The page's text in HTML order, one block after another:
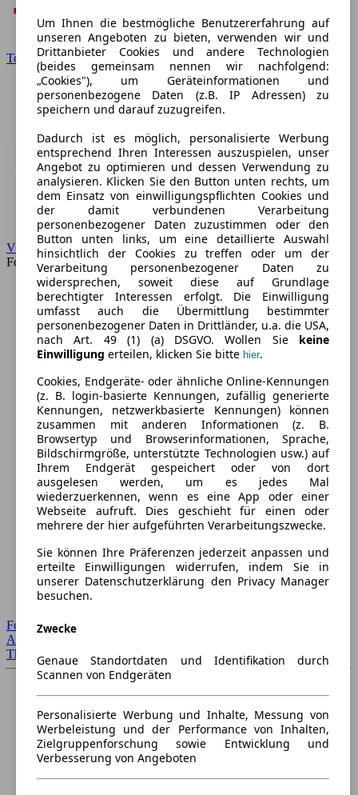
Toyota
VW
Forum
Forum Startseite
Alle Auto-Foren
Themen-Forum
Um Ihnen die bestmögliche Benutzererfahrung auf
unseren Angeboten zu bieten, verwenden wir und
Drittanbieter Cookies und andere Technologien
(beides gemeinsam nennen wir nachfolgend:
„Cookies"), um Geräteinformationen und
personenbezogene Daten (z.B. IP Adressen) zu
speichern und darauf zuzugreifen.
Dadurch ist es möglich, personalisierte Werbung
entsprechend Ihren Interessen auszuspielen, unser
Angebot zu optimieren und dessen Verwendung zu
analysieren. Klicken Sie den Button unten rechts, um
dem Einsatz von einwilligungspflichten Cookies und
der damit verbundenen Verarbeitung
personenbezogener Daten zuzustimmen oder den
Button unten links, um eine detaillierte Auswahl
hinsichtlich der Cookies zu treffen oder um der
Verarbeitung personenbezogener Daten zu
widersprechen, soweit diese auf Grundlage
berechtigter Interessen erfolgt. Die Einwilligung
umfasst auch die Übermittlung bestimmter
personenbezogener Daten in Drittländer, u.a. die USA,
nach Art. 49 (1) (a) DSGVO. Wollen Sie keine
Einwilligung erteilen, klicken Sie bitte hier.
Cookies, Endgeräte- oder ähnliche Online-Kennungen
(z. B. login-basierte Kennungen, zufällig generierte
Kennungen, netzwerkbasierte Kennungen) können
zusammen mit anderen Informationen (z. B.
Browsertyp und Browserinformationen, Sprache,
Bildschirmgröße, unterstützte Technologien usw.) auf
Ihrem Endgerät gespeichert oder von dort
ausgelesen werden, um es jedes Mal
wiederzuerkennen, wenn es eine App oder einer
Webseite aufruft. Dies geschieht für einen oder
mehrere der hier aufgeführten Verarbeitungszwecke.
Sie können Ihre Präferenzen jederzeit anpassen und
erteilte Einwilligungen widerrufen, indem Sie in
unserer Datenschutzerklärung den Privacy Manager
besuchen.
Zwecke
Genaue Standortdaten und Identifikation durch
Scannen von Endgeräten
Personalisierte Werbung und Inhalte, Messung von
Werbeleistung und der Performance von Inhalten,
Zielgruppenforschung sowie Entwicklung und
Verbesserung von Angeboten